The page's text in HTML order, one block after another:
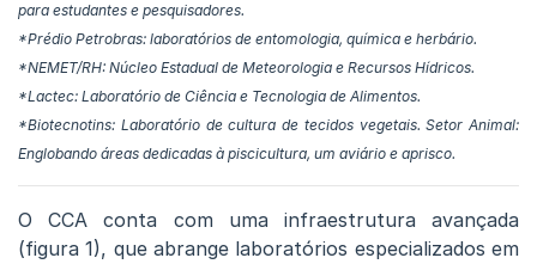
para estudantes e pesquisadores.
*Prédio Petrobras: laboratórios de entomologia, química e herbário.
*NEMET/RH: Núcleo Estadual de Meteorologia e Recursos Hídricos.
*Lactec: Laboratório de Ciência e Tecnologia de Alimentos.
*Biotecnotins: Laboratório de cultura de tecidos vegetais. Setor Animal:
Englobando áreas dedicadas à piscicultura, um aviário e aprisco.
O CCA conta com uma infraestrutura avançada
(figura 1), que abrange laboratórios especializados em